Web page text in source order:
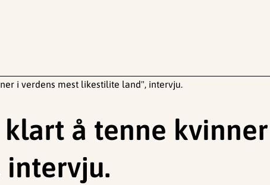
i verdens mest likestilite land", intervju.
å tenne